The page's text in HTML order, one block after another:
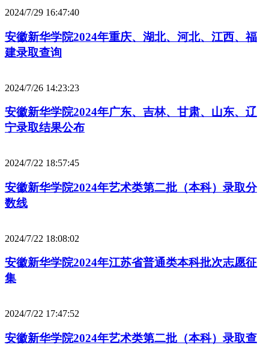
2024/7/29 16:47:40
安徽新华学院2024年重庆、湖北、河北、江西、福
建录取查询
2024/7/26 14:23:23
安徽新华学院2024年广东、吉林、甘肃、山东、辽
宁录取结果公布
2024/7/22 18:57:45
安徽新华学院2024年艺术类第二批（本科）录取分
数线
2024/7/22 18:08:02
安徽新华学院2024年江苏省普通类本科批次志愿征
集
2024/7/22 17:47:52
安徽新华学院2024年艺术类第二批（本科）录取查